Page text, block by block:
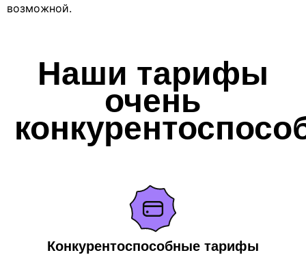
возможной.
Наши тарифы
очень
Конкурентоспособные тарифы